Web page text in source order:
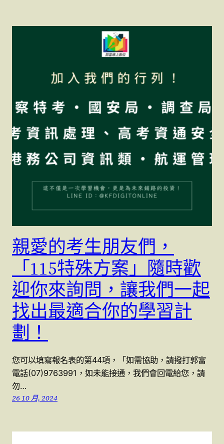
親愛的考生朋友們，
「115特殊方案」隨時歡
迎你來詢問，讓我們一起
找出最適合你的學習計
劃！
您可以填寫報名表的第44項，「如需協助，請撥打郭富
電話(07)9763991，如未能接通，我們會回電給您，請
勿…
26 10 月, 2024